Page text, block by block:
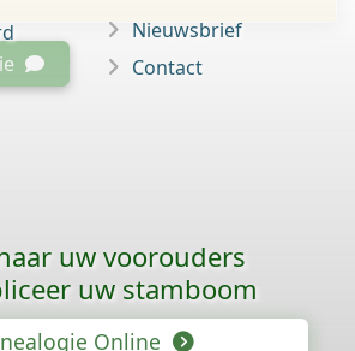
Nieuwsbrief
Contact
uw voorouders
uw stamboom
Online